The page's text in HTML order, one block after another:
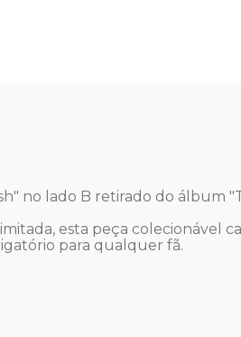
no lado B retirado do álbum
esta peça colecionável
para qualquer fã.